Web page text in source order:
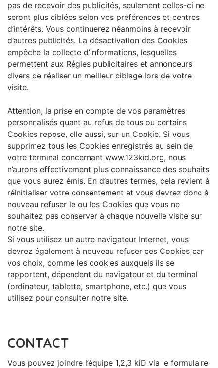
pas de recevoir des publicités, seulement celles-ci ne
seront plus ciblées selon vos préférences et centres
d’intérêts. Vous continuerez néanmoins à recevoir
d’autres publicités. La désactivation des Cookies
empêche la collecte d’informations, lesquelles
permettent aux Régies publicitaires et annonceurs
divers de réaliser un meilleur ciblage lors de votre
visite.
Attention, la prise en compte de vos paramètres
personnalisés quant au refus de tous ou certains
Cookies repose, elle aussi, sur un Cookie. Si vous
supprimez tous les Cookies enregistrés au sein de
votre terminal concernant www.123kid.org, nous
n’aurons effectivement plus connaissance des souhaits
que vous aurez émis. En d’autres termes, cela revient à
réinitialiser votre consentement et vous devrez donc à
nouveau refuser le ou les Cookies que vous ne
souhaitez pas conserver à chaque nouvelle visite sur
notre site.
Si vous utilisez un autre navigateur Internet, vous
devrez également à nouveau refuser ces Cookies car
vos choix, comme les cookies auxquels ils se
rapportent, dépendent du navigateur et du terminal
(ordinateur, tablette, smartphone, etc.) que vous
utilisez pour consulter notre site.
CONTACT
Vous pouvez joindre l’équipe 1,2,3 kiD via le formulaire